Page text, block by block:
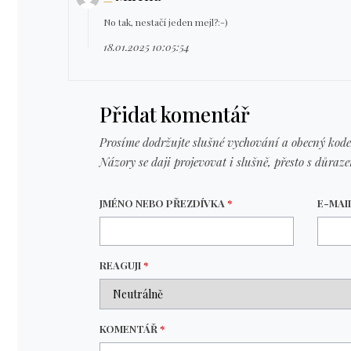
No tak, nestačí jeden mejl?:-)
18.01.2025 10:05:54
Přidat komentář
Prosíme dodržujte slušné vychování a obecný
Názory se daji projevovat i slušně, přesto s
JMÉNO NEBO PŘEZDÍVKA* E-
REAGUJI*
KOMENTÁŘ*